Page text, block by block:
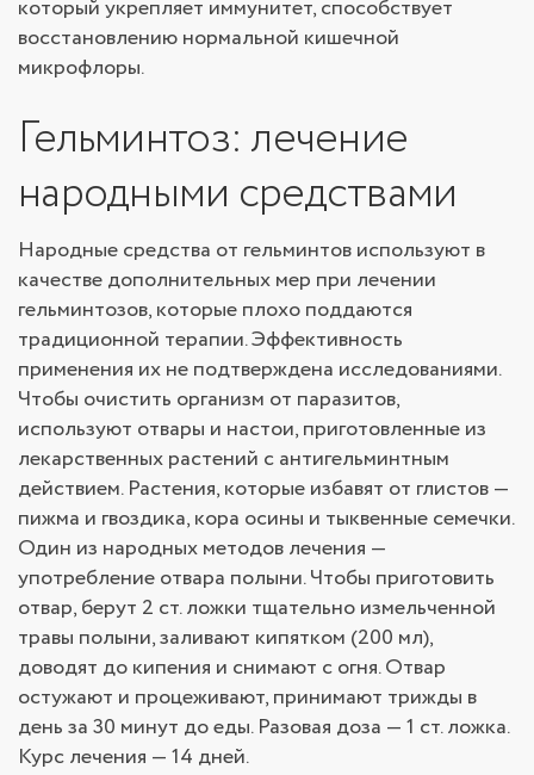
который укрепляет иммунитет, способствует
восстановлению нормальной кишечной
микрофлоры.
Гельминтоз: лечение
народными средствами
Народные средства от гельминтов используют в
качестве дополнительных мер при лечении
гельминтозов, которые плохо поддаются
традиционной терапии. Эффективность
применения их не подтверждена исследованиями.
Чтобы очистить организм от паразитов,
используют отвары и настои, приготовленные из
лекарственных растений с антигельминтным
действием. Растения, которые избавят от глистов —
пижма и гвоздика, кора осины и тыквенные семечки.
Один из народных методов лечения —
употребление отвара полыни. Чтобы приготовить
отвар, берут 2 ст. ложки тщательно измельченной
травы полыни, заливают кипятком (200 мл),
доводят до кипения и снимают с огня. Отвар
остужают и процеживают, принимают трижды в
день за 30 минут до еды. Разовая доза — 1 ст. ложка.
Курс лечения — 14 дней.